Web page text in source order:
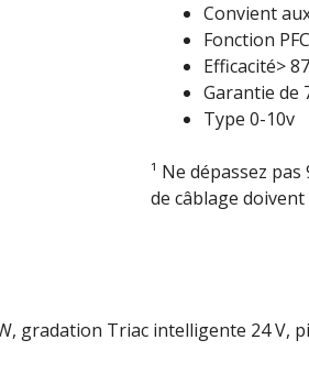
Convient
Fonction
Efficacité>
Garantie de
Type 0-10v
¹ Ne dépassez
de câblage
gradation Triac intelligente 24 V,